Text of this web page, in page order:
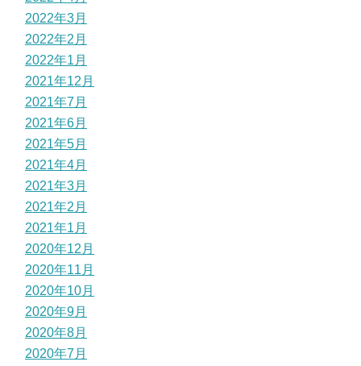
2022年3月
2022年2月
2022年1月
2021年12月
2021年7月
2021年6月
2021年5月
2021年4月
2021年3月
2021年2月
2021年1月
2020年12月
2020年11月
2020年10月
2020年9月
2020年8月
2020年7月